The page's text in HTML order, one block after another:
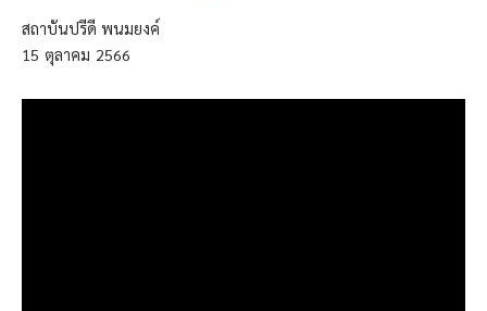
สถาบันปรีดี พนมยงค์
15 ตุลาคม 2566